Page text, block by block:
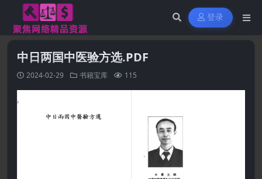
登录
中日两国中医验方选.PDF
2024-02-29 书籍宝库 115